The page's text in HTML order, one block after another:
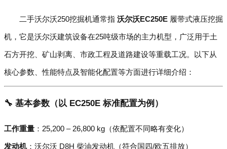
二手沃尔沃250挖掘机通常指 沃尔沃EC250E 履带式液压挖掘
机，它是沃尔沃建筑设备在25吨级市场的主力机型，广泛用于土
石方开挖、矿山剥离、市政工程及道路建设等重载工况。以下从
核心参数、性能特点及智能化配置等方面进行详细介绍：
🔧 基本参数（以 EC250E 标准配置为例）
工作重量 ：25,200 – 26,800 kg（依配置不同略有变化）
发动机：沃尔沃 D8H 柴油发动机（符合国四/欧五排放）